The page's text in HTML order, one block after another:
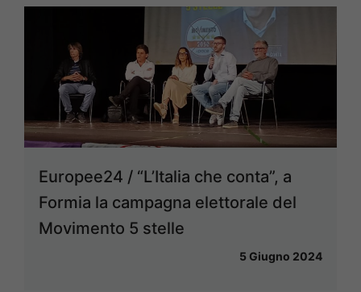
Europee24 / “L’Italia che conta”, a
Formia la campagna elettorale del
Movimento 5 stelle
5 Giugno 2024